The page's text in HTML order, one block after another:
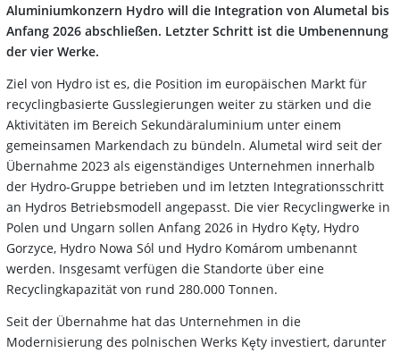
Aluminiumkonzern Hydro will die Integration von Alumetal bis
Anfang 2026 abschließen. Letzter Schritt ist die Umbenennung
der vier Werke.
Ziel von Hydro ist es, die Position im europäischen Markt für
recyclingbasierte Gusslegierungen weiter zu stärken und die
Aktivitäten im Bereich Sekundäraluminium unter einem
gemeinsamen Markendach zu bündeln. Alumetal wird seit der
Übernahme 2023 als eigenständiges Unternehmen innerhalb
der Hydro-Gruppe betrieben und im letzten Integrationsschritt
an Hydros Betriebsmodell angepasst. Die vier Recyclingwerke in
Polen und Ungarn sollen Anfang 2026 in Hydro Kęty, Hydro
Gorzyce, Hydro Nowa Sól und Hydro Komárom umbenannt
werden. Insgesamt verfügen die Standorte über eine
Recyclingkapazität von rund 280.000 Tonnen.
Seit der Übernahme hat das Unternehmen in die
Modernisierung des polnischen Werks Kęty investiert, darunter